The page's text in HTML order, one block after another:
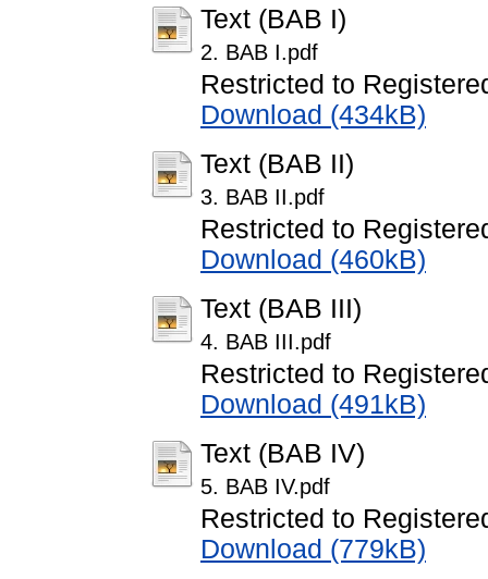
Text (BAB I)
2. BAB I.pdf
Restricted to
Download (434kB)
Text (BAB II)
3. BAB II.pdf
Restricted to
Download (460kB)
Text (BAB III)
4. BAB III.pdf
Restricted to
Download (491kB)
Text (BAB IV)
5. BAB IV.pdf
Restricted to
Download (779kB)